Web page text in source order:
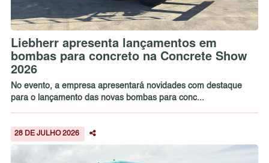
Liebherr apresenta lançamentos em
bombas para concreto na Concrete Show
2026
No evento, a empresa apresentará novidades com destaque
para o lançamento das novas bombas para conc...
28 DE JULHO 2026